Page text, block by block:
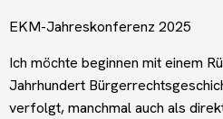
EKM-Jahreskonferenz 2025
Ich möchte beginnen mit einem
Jahrhundert
verfolgt, manchmal auch als